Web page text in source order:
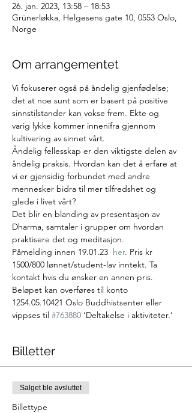
26. jan. 2023, 13:58 – 18:53
Grünerløkka, Helgesens gate 10, 0553 Oslo,
Norge
Om arrangementet
Vi fokuserer også på åndelig gjenfødelse;
det at noe sunt som er basert på positive
sinnstilstander kan vokse frem. Ekte og
varig lykke kommer innenifra gjennom
kultivering av sinnet vårt.
Åndelig fellesskap er den viktigste delen av
åndelig praksis. Hvordan kan det å erfare at
vi er gjensidig forbundet med andre
mennesker bidra til mer tilfredshet og
glede i livet vårt?
Det blir en blanding av presentasjon av
Dharma, samtaler i grupper om hvordan
praktisere det og meditasjon.
Påmelding innen 19.01.23 her. Pris kr
1500/800 lønnet/student-lav inntekt. Ta
kontakt hvis du ønsker en annen pris.
Beløpet kan overføres til konto
1254.05.10421 Oslo Buddhistsenter eller
vippses til #763880 ‘Deltakelse i aktiviteter.’
Billetter
Salget ble avsluttet
Billettype